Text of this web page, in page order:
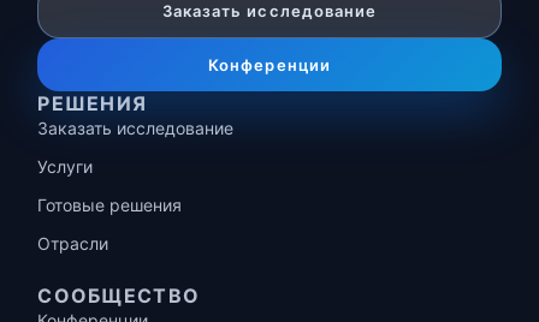
Заказать исследование
Конференции
РЕШЕНИЯ
Заказать исследование
Услуги
Готовые решения
Отрасли
СООБЩЕСТВО